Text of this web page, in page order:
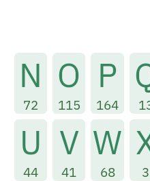
N
72
O
115
P
164
U
44
V
41
W
68 3